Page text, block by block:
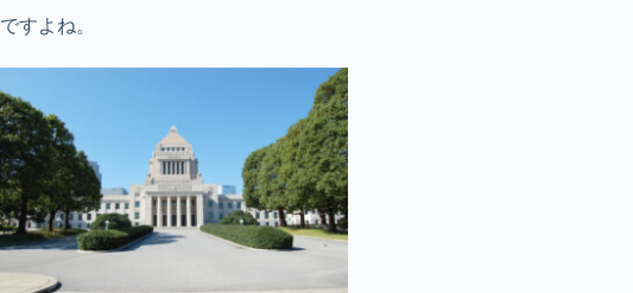
ですよね。